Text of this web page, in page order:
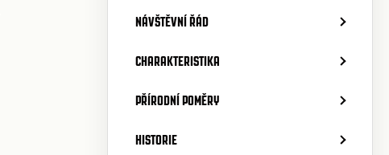
NÁVŠTĚVNÍ ŘÁD
CHARAKTERISTIKA
PŘÍRODNÍ POMĚRY
HISTORIE